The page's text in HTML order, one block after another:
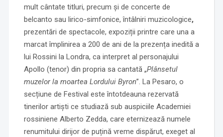
mult cântate titluri, precum și de concerte de
belcanto sau lirico-simfonice, întâlniri muzicologice,
prezentări de spectacole, expoziții printre care una a
marcat împlinirea a 200 de ani de la prezența inedită a
lui Rossini la Londra, ca interpret al personajului
Apollo (tenor) din propria sa cantată „Plânsetul
muzelor la moartea Lordului Byron”. La Pesaro, o
secțiune de Festival este întotdeauna rezervată
tinerilor artiști ce studiază sub auspiciile Academiei
rossiniene Alberto Zedda, care eternizează numele
renumitului dirijor de puțină vreme dispărut, exeget al